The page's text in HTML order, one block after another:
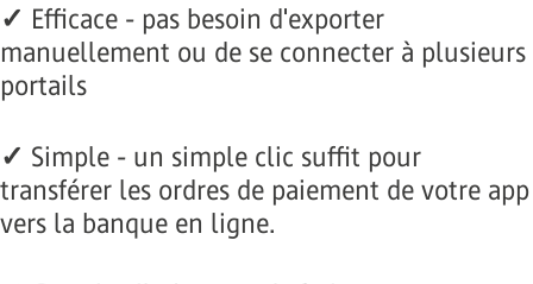
✓ Efficace - pas besoin d'exporter
manuellement ou de se connecter à plusieurs
portails
✓ Simple - un simple clic suffit pour
transférer les ordres de paiement de votre app
vers la banque en ligne.